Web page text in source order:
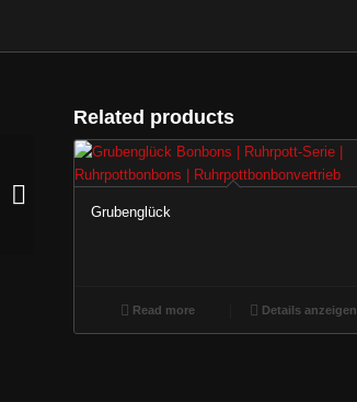
Related products
Grubenglück
Read more Details anzeigen